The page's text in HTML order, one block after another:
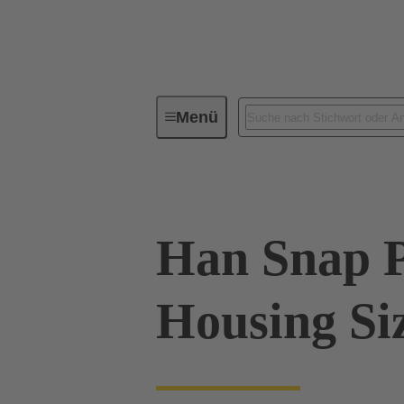
MenüBaureihen
Han Snap
Housing